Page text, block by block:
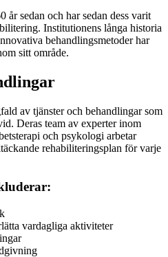
år sedan och har sedan dess varit
Institutionens långa historia
behandlingsmetoder har
sitt område.
av tjänster och behandlingar som
Deras team av experter inom
och psykologi arbetar
rehabiliteringsplan för varje
vardagliga aktiviteter